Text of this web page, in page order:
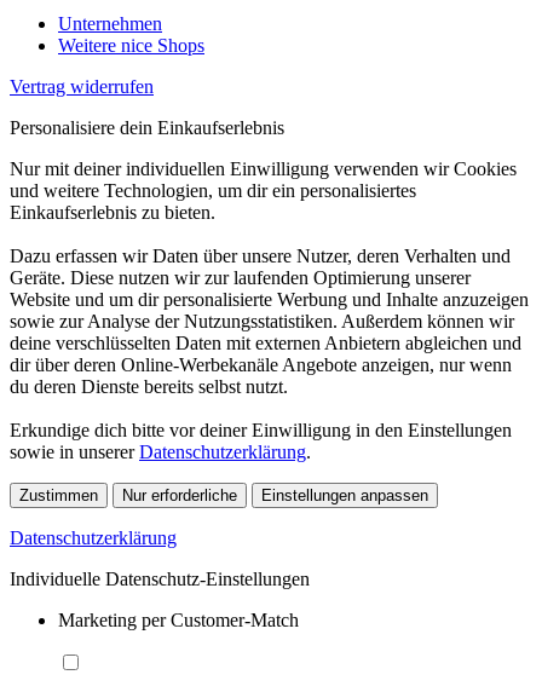
Unternehmen
Weitere nice Shops
Vertrag widerrufen
Personalisiere dein Einkaufserlebnis
Nur mit deiner individuellen Einwilligung verwenden wir Cookies
und weitere Technologien, um dir ein personalisiertes
Einkaufserlebnis zu bieten.
Dazu erfassen wir Daten über unsere Nutzer, deren Verhalten und
Geräte. Diese nutzen wir zur laufenden Optimierung unserer
Website und um dir personalisierte Werbung und Inhalte anzuzeigen
sowie zur Analyse der Nutzungsstatistiken. Außerdem können wir
deine verschlüsselten Daten mit externen Anbietern abgleichen und
dir über deren Online-Werbekanäle Angebote anzeigen, nur wenn
du deren Dienste bereits selbst nutzt.
Erkundige dich bitte vor deiner Einwilligung in den Einstellungen
sowie in unsererDatenschutzerklärung.
Zustimmen Nur erforderliche Einstellungen anpassen
Datenschutzerklärung
Individuelle Datenschutz-Einstellungen
Marketing per Customer-Match